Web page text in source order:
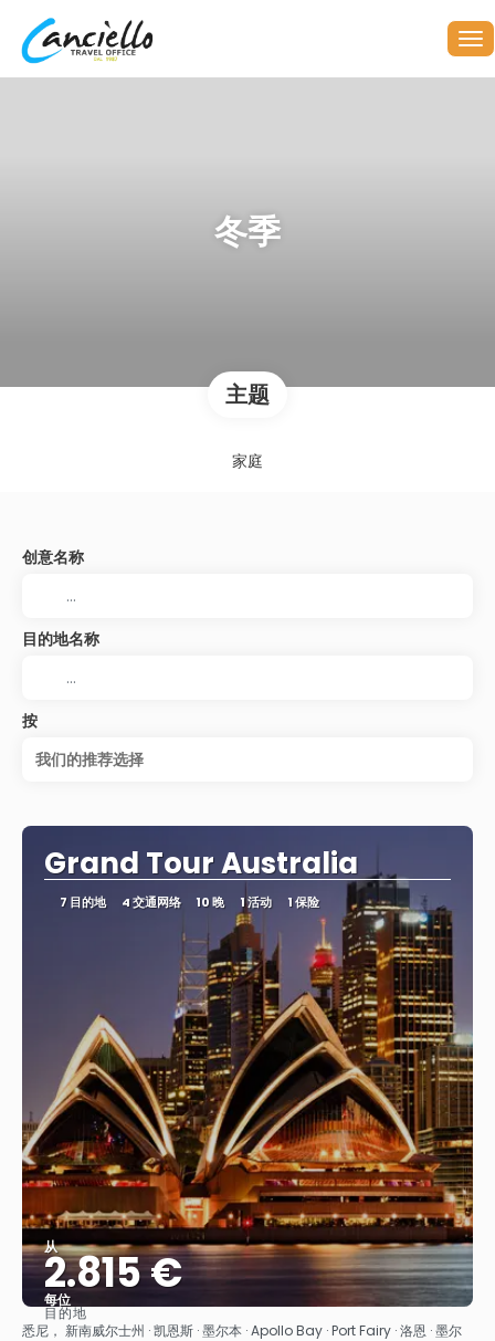
冬季
主题
家庭
创意名称
目的地名称
按
我们的推荐选择
Grand Tour Australia
7 目的地 4 交通网络 10 晚 1 活动 1 保险
从
2.815 €
每位
看到
目的地
悉尼， 新南威尔士州 · 凯恩斯 · 墨尔本 · Apollo Bay · Port Fairy · 洛恩 · 墨尔